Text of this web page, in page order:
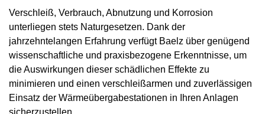
Verschleiß, Verbrauch, Abnutzung und Korrosion
unterliegen stets Naturgesetzen. Dank der
jahrzehntelangen Erfahrung verfügt Baelz über genügend
wissenschaftliche und praxisbezogene Erkenntnisse, um
die Auswirkungen dieser schädlichen Effekte zu
minimieren und einen verschleißarmen und zuverlässigen
Einsatz der Wärmeübergabestationen in Ihren Anlagen
sicherzustellen.